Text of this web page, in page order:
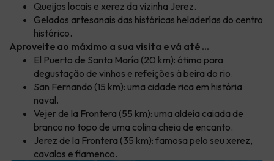
Queijos locais e xerez da vizinha Jerez.
Gelados artesanais das históricas heladerías do centro
histórico.
Aproveite ao máximo a sua visita e vá até ...
El Puerto de Santa María (20 km): ótimo para
degustação de vinhos e refeições à beira do rio.
San Fernando (15 km): uma cidade rica em história
naval.
Vejer de la Frontera (55 km): uma aldeia caiada de
branco no topo de uma colina cheia de encanto.
Jerez de la Frontera (35 km): famosa pelo seu xerez,
cavalos e flamenco.